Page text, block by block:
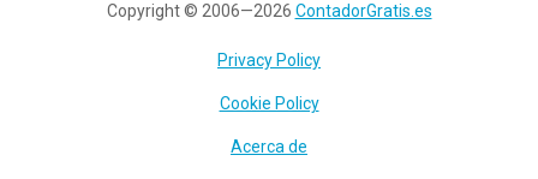
Copyright © 2006—2026 ContadorGratis.es
Privacy Policy
Cookie Policy
Acerca de